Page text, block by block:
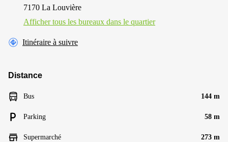
7170 La Louvière
Afficher tous les bureaux dans le quartier
Itinéraire à suivre
Distance
Bus 144 m
Parking 58 m
Supermarché 273 m